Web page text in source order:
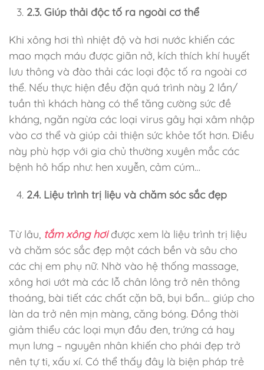
2.3. Giúp thải độc tố ra ngoài cơ thể
Khi xông hơi thì nhiệt độ và hơi nước khiến các
mao mạch máu được giãn nở, kích thích khí huyết
lưu thông và đào thải các loại độc tố ra ngoài cơ
thể. Nếu thực hiện đều đặn quá trình này 2 lần/
tuần thì khách hàng có thể tăng cường sức đề
kháng, ngăn ngừa các loại virus gây hại xâm nhập
vào cơ thể và giúp cải thiện sức khỏe tốt hơn. Điều
này phù hợp với gia chủ thường xuyên mắc các
bệnh hô hấp như: hen xuyễn, cảm cúm…
2.4. Liệu trình trị liệu và chăm sóc sắc đẹp
Từ lâu, tắm xông hơiđược xem là liệu trình trị liệu
và chăm sóc sắc đẹp một cách bền và sâu cho
các chị em phụ nữ. Nhờ vào hệ thống massage,
xông hơi ướt mà các lỗ chân lông trở nên thông
thoáng, bài tiết các chất cặn bã, bụi bẩn… giúp cho
làn da trở nên mịn màng, căng bóng. Đồng thời
giảm thiểu các loại mụn đầu đen, trứng cá hay
mụn lưng – nguyên nhân khiến cho phái đẹp trở
nên tự ti, xấu xí. Có thể thấy đây là biện pháp trẻ